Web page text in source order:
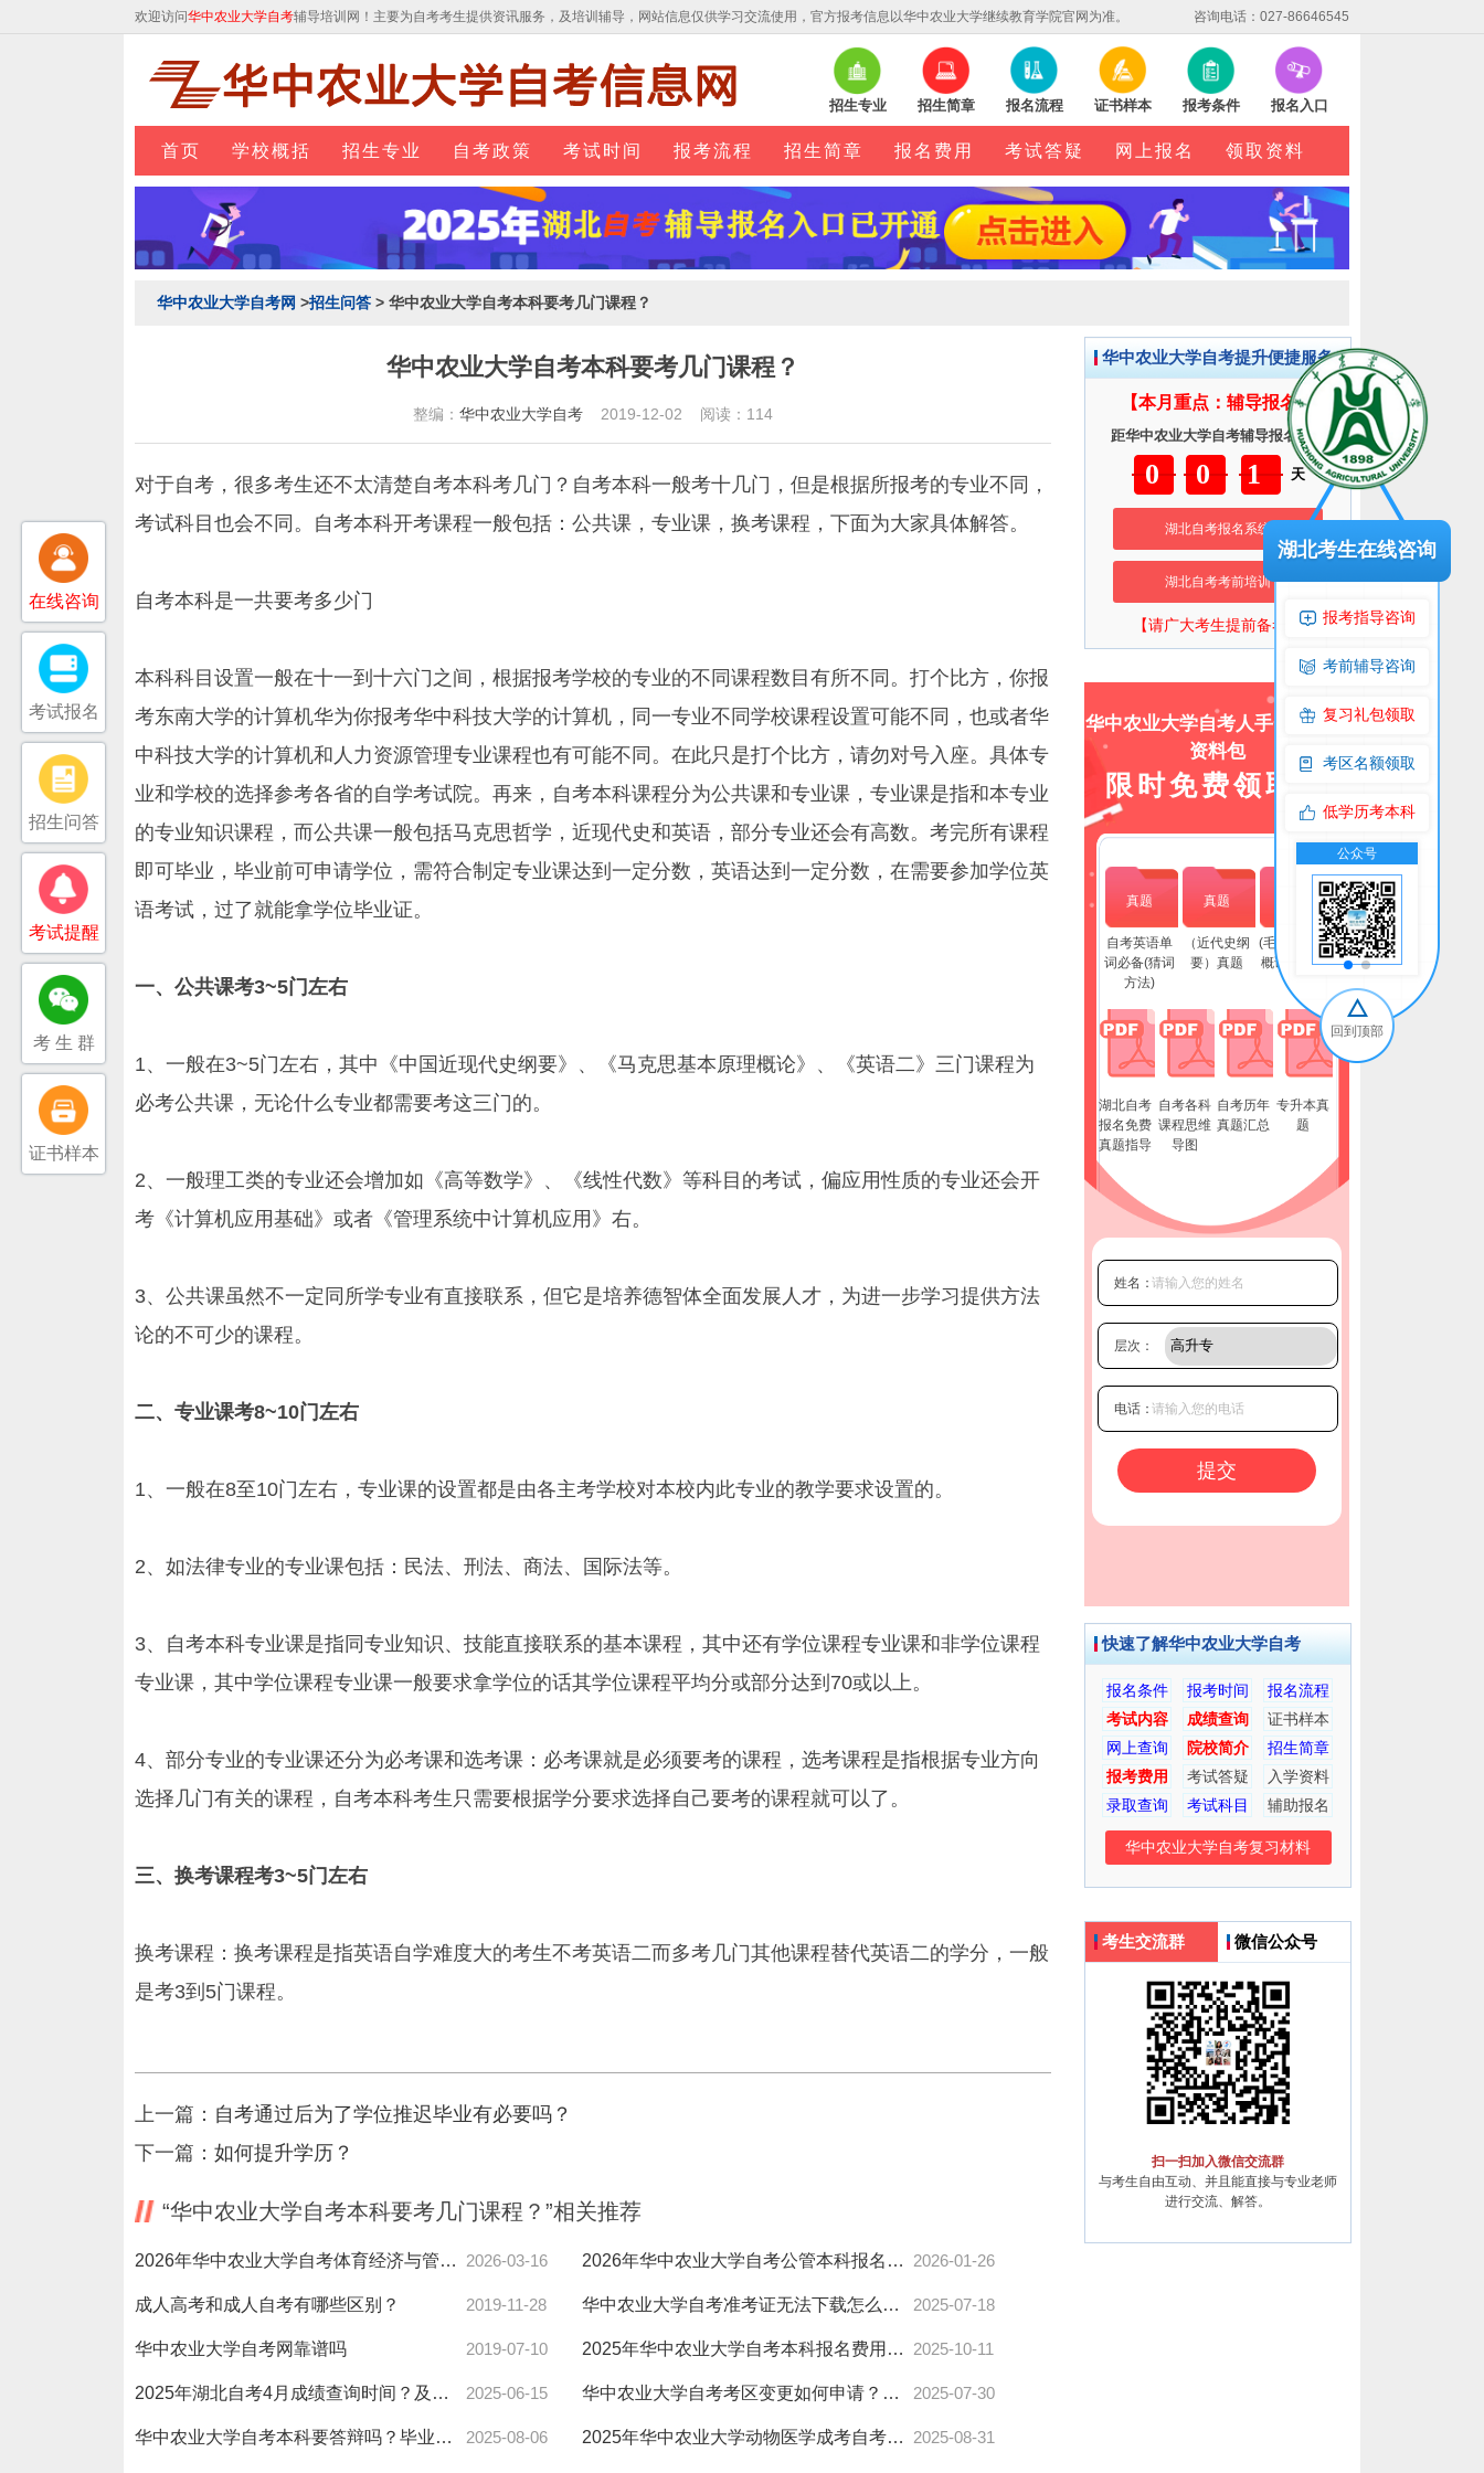
欢迎访问华中农业大学自考辅导培训网！主要为自考考生提供资讯服务，及培训辅导，网站信息仅供学习交流使用，官方报考信息以华中农业大学继续教育学院官网为准。 咨询电话：027-86646545
招生专业 招生简章 报名流程 证书样本 报考条件 报名入口
首页 学校概括 招生专业 自考政策 考试时间 报考流程 招生简章 报名费用 考试答疑 网上报名 领取资料
华中农业大学自考网 >招生问答 > 华中农业大学自考本科要考几门课程？
华中农业大学自考本科要考几门课程？
整编： 华中农业大学自考 2019-12-02 阅读：114
对于自考，很多考生还不太清楚自考本科考几门？自考本科一般考十几门，但是根据所报考的专业不同，
考试科目也会不同。自考本科开考课程一般包括：公共课，专业课，换考课程，下面为大家具体解答。
自考本科是一共要考多少门
本科科目设置一般在十一到十六门之间，根据报考学校的专业的不同课程数目有所不同。打个比方，你报
考东南大学的计算机华为你报考华中科技大学的计算机，同一专业不同学校课程设置可能不同，也或者华
中科技大学的计算机和人力资源管理专业课程也有可能不同。在此只是打个比方，请勿对号入座。具体专
业和学校的选择参考各省的自学考试院。再来，自考本科课程分为公共课和专业课，专业课是指和本专业
的专业知识课程，而公共课一般包括马克思哲学，近现代史和英语，部分专业还会有高数。考完所有课程
即可毕业，毕业前可申请学位，需符合制定专业课达到一定分数，英语达到一定分数，在需要参加学位英
语考试，过了就能拿学位毕业证。
一、公共课考3~5门左右
1、一般在3~5门左右，其中《中国近现代史纲要》、《马克思基本原理概论》、《英语二》三门课程为
必考公共课，无论什么专业都需要考这三门的。
2、一般理工类的专业还会增加如《高等数学》、《线性代数》等科目的考试，偏应用性质的专业还会开
考《计算机应用基础》或者《管理系统中计算机应用》右。
3、公共课虽然不一定同所学专业有直接联系，但它是培养德智体全面发展人才，为进一步学习提供方法
论的不可少的课程。
二、专业课考8~10门左右
1、一般在8至10门左右，专业课的设置都是由各主考学校对本校内此专业的教学要求设置的。
2、如法律专业的专业课包括：民法、刑法、商法、国际法等。
3、自考本科专业课是指同专业知识、技能直接联系的基本课程，其中还有学位课程专业课和非学位课程
专业课，其中学位课程专业课一般要求拿学位的话其学位课程平均分或部分达到70或以上。
4、部分专业的专业课还分为必考课和选考课：必考课就是必须要考的课程，选考课程是指根据专业方向
选择几门有关的课程，自考本科考生只需要根据学分要求选择自己要考的课程就可以了。
三、换考课程考3~5门左右
换考课程：换考课程是指英语自学难度大的考生不考英语二而多考几门其他课程替代英语二的学分，一般
是考3到5门课程。
上一篇： 自考通过后为了学位推迟毕业有必要吗？
下一篇： 如何提升学历？
“华中农业大学自考本科要考几门课程？”相关推荐
2026年华中农业大学自考体育经济与管理停考本科报名费用多少？ 2026-03-16 2026年华中农业大学自考公管本科报名流程详解 2026-01-26
成人高考和成人自考有哪些区别？ 2019-11-28 华中农业大学自考准考证无法下载怎么办？解决指南 2025-07-18
华中农业大学自考网靠谱吗 2019-07-10 2025年华中农业大学自考本科报名费用多少？ 2025-10-11
2025年湖北自考4月成绩查询时间？及格线多少分？ 2025-06-15 华中农业大学自考考区变更如何申请？办理流程全解析！ 2025-07-30
华中农业大学自考本科要答辩吗？毕业答辩全攻略！ 2025-08-06 2025年华中农业大学动物医学成考自考怎么选？湖北报考指南 2025-08-31
华中农业大学自考提升便捷服务
【本月重点：辅导报名】
距华中农业大学自考辅导报名截止
001天
湖北自考报名系统
湖北自考考前培训
【请广大考生提前备考】
华中农业大学自考人手一份上岸
资料包
限时免费领取！
真题
自考英语单
词必备(猜词
方法)
真题
（近代史纲
要）真题
(毛泽东思想
概论）真题
湖北自考
报名免费
真题指导
自考各科
课程思维
导图
自考历年
真题汇总
专升本真
题
姓名：
层次：
电话：
快速了解华中农业大学自考
报名条件 报考时间
报名流程
考试内容
成绩查询
证书样本
网上查询
院校简介
招生简章
报考费用
考试答疑
入学资料
录取查询
考试科目 辅助报名
华中农业大学自考复习材料
考生交流群 微信公众号
扫一扫加入微信交流群
与考生自由互动、并且能直接与专业老师
进行交流、解答。
在线咨询
考试报名
招生问答
考试提醒
考 生 群
证书样本
湖北考生在线咨询
报考指导咨询
考前辅导咨询
复习礼包领取
考区名额领取
低学历考本科
公众号
回到顶部